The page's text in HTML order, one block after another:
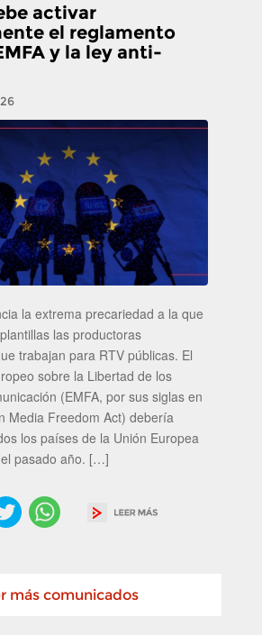
activar
el reglamento
y la ley anti-
la extrema precariedad a la que
las productoras
trabajan para RTV públicas. El
sobre la Libertad de los
(EMFA, por sus siglas en
Media Freedom Act) debería
los países de la Unión Europea
pasado año. […]
más comunicados